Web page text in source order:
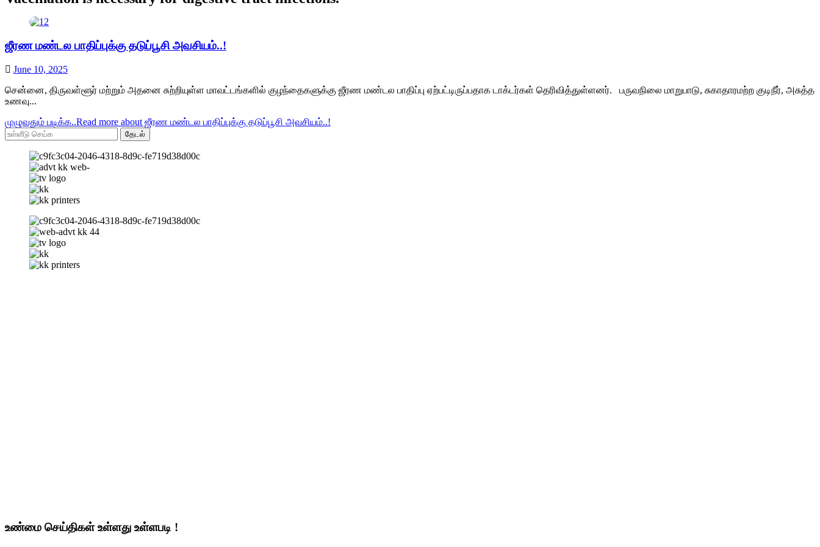
ஜீரண மண்டல பாதிப்புக்கு தடுப்பூசி அவசியம்..!
June 10, 2025
சென்னை, திருவள்ளூர் மற்றும் அதனை சுற்றியுள்ள மாவட்டங்களில் குழந்தைகளுக்கு ஜீரண மண்டல பாதிப்பு ஏற்பட்டிருப்பதாக டாக்டர்கள் தெரிவித்துள்ளனர். பருவநிலை மாறுபாடு, சுகாதாரமற்ற குடிநீர், அசுத்த
உணவு...
முழுவதும் படிக்க..Read more about ஜீரண மண்டல பாதிப்புக்கு தடுப்பூசி அவசியம்..!
தேடல்
உண்மை செய்திகள் உள்ளது உள்ளபடி !